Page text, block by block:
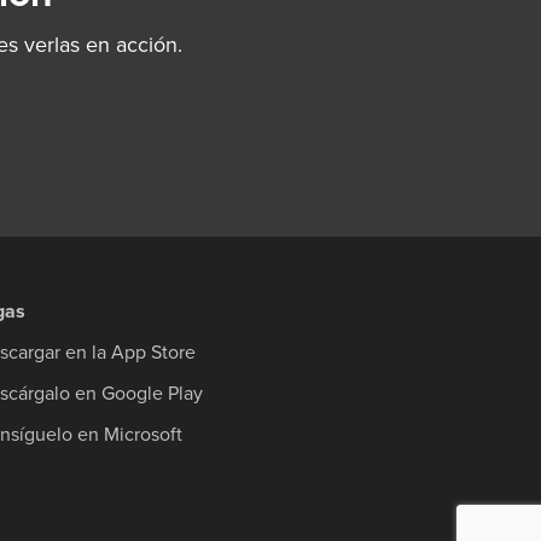
verlas en acción.
en la App Store
en Google Play
en Microsoft